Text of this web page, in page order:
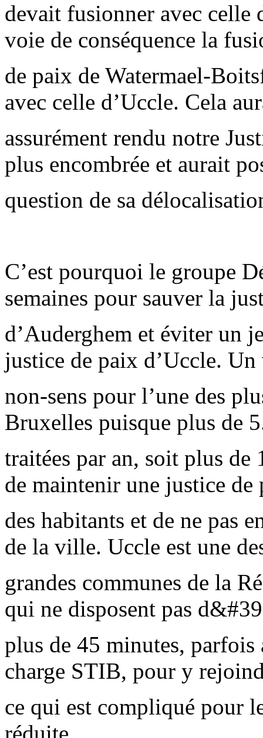
devait fusionner avec celle
voie de conséquence la
de paix de Watermael-
avec celle d’Uccle. Cela
assurément rendu notre
plus encombrée et aurait
question de sa
C’est pourquoi le groupe
semaines pour sauver la
d’Auderghem et éviter un
justice de paix d’Uccle.
non-sens pour l’une des
Bruxelles puisque plus de
traitées par an, soit plus
de maintenir une justice de
des habitants et de ne pas
de la ville. Uccle est une
grandes communes de la
qui ne disposent pas
plus de 45 minutes, parfois
charge STIB, pour y
ce qui est compliqué pour